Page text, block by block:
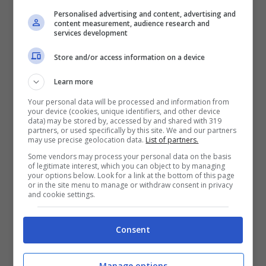
core da 1.3GHz con 2GB di Ram, una
memoria interna da 16 eMMC espandibile
via microSD massimo di ulteriori 32GB,
fotocamera posteriore da 8 megapixel con
flash LED e frontale da 5 megapixel.
Troviamo la connessione 4G VoLTE, Wi-Fi
802.11 b/g/n, Bluetooth 4.2, GPS, NFC, radio
FM, tecnologia singola o dual Sim, un peso
di 152 grammi, dimensioni di 146,3 x 73,2 x
8,2 mm e una batteria da 2500mAh. Anche
qui peccato per la presenza del sistema
Personalised advertising and content, advertising and
content measurement, audience research and
services development
Store and/or access information on a device
Learn more
Your personal data will be processed and information from
your device (cookies, unique identifiers, and other device
data) may be stored by, accessed by and shared with 319
partners, or used specifically by this site. We and our partners
may use precise geolocation data. List of partners.
Some vendors may process your personal data on the basis
of legitimate interest, which you can object to by managing
your options below. Look for a link at the bottom of this page
or in the site menu to manage or withdraw consent in privacy
and cookie settings.
Consent